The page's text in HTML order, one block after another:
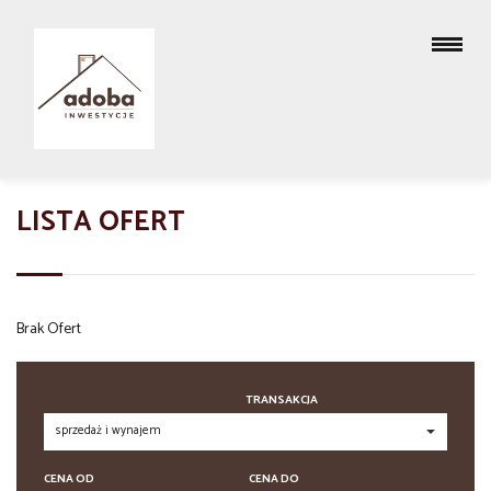
LISTA OFERT
Brak Ofert
TRANSAKCJA
CENA OD CENA DO